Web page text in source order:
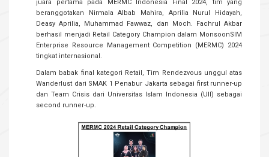
juara pertama pada MERMC Indonesia Final 2024, tim yang
beranggotakan Nirmala Albab Mahira, Aprilia Nurul Hidayah,
Deasy Aprilia, Muhammad Fawwaz, dan Moch. Fachrul Akbar
berhasil menjadi Retail Category Champion dalam MonsoonSIM
Enterprise Resource Management Competition (MERMC) 2024
tingkat internasional.
Dalam babak final kategori Retail, Tim Rendezvous unggul atas
Wanderlust dari SMAK 1 Penabur Jakarta sebagai first runner-up
dan Team Crisis dari Universitas Islam Indonesia (UII) sebagai
second runner-up.